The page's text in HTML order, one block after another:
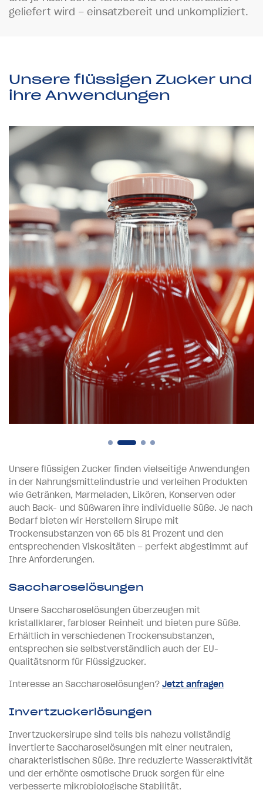
geliefert wird – einsatzbereit und unkompliziert.
Unsere flüssigen Zucker und
ihre Anwendungen
Unsere flüssigen Zucker finden vielseitige Anwendungen
in der Nahrungsmittelindustrie und verleihen Produkten
wie Getränken, Marmeladen, Likören, Konserven oder
auch Back- und Süßwaren ihre individuelle Süße. Je nach
Bedarf bieten wir Herstellern Sirupe mit
Trockensubstanzen von 65 bis 81 Prozent und den
entsprechenden Viskositäten – perfekt abgestimmt auf
Ihre Anforderungen.
Saccharoselösungen
Unsere Saccharoselösungen überzeugen mit
kristallklarer, farbloser Reinheit und bieten pure Süße.
Erhältlich in verschiedenen Trockensubstanzen,
entsprechen sie selbstverständlich auch der EU-
Qualitätsnorm für Flüssigzucker.
Interesse an Saccharoselösungen? Jetzt anfragen
Invertzuckerlösungen
Invertzuckersirupe sind teils bis nahezu vollständig
invertierte Saccharoselösungen mit einer neutralen,
charakteristischen Süße. Ihre reduzierte Wasseraktivität
und der erhöhte osmotische Druck sorgen für eine
verbesserte mikrobiologische Stabilität.